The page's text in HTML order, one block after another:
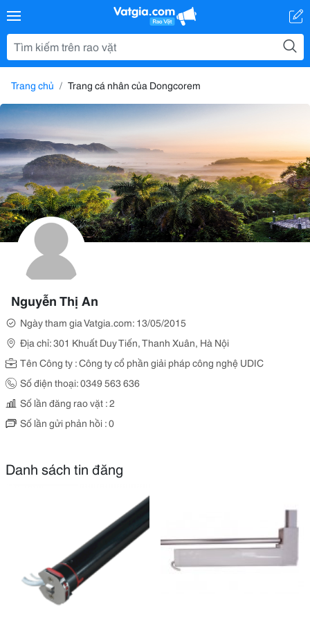
Trang chủ Trang cá nhân của Dongcorem
Nguyễn Thị An
Ngày tham gia Vatgia.com: 13/05/2015
Địa chỉ: 301 Khuất Duy Tiến, Thanh Xuân, Hà Nội
Tên Công ty : Công ty cổ phần giải pháp công nghệ UDIC
Số điện thoại: 0349 563 636
Số lần đăng rao vặt : 2
Số lần gửi phản hồi : 0
Danh sách tin đăng